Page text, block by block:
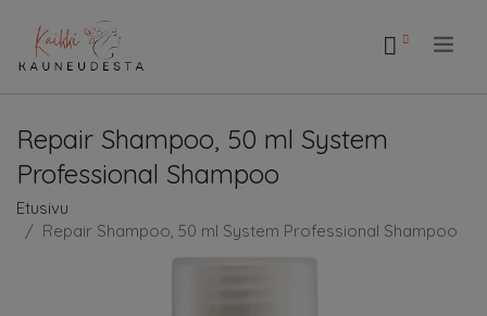
Repair Shampoo, 50 ml System
Professional Shampoo
Etusivu
Repair Shampoo, 50 ml System Professional Shampoo